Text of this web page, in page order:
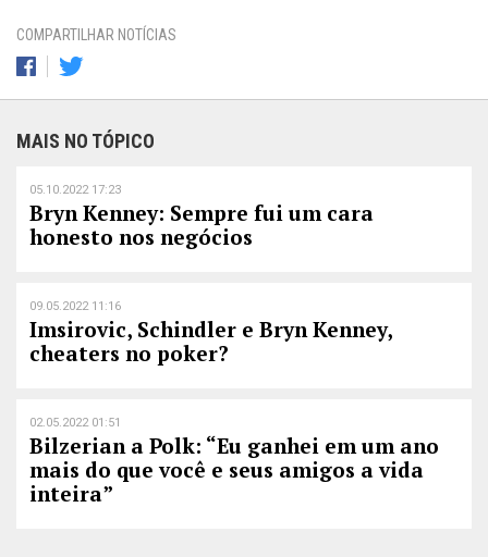
COMPARTILHAR NOTÍCIAS
MAIS NO TÓPICO
05.10.2022 17:23
Bryn Kenney: Sempre fui um cara
honesto nos negócios
09.05.2022 11:16
Imsirovic, Schindler e Bryn Kenney,
cheaters no poker?
02.05.2022 01:51
Bilzerian a Polk: “Eu ganhei em um ano
mais do que você e seus amigos a vida
inteira”